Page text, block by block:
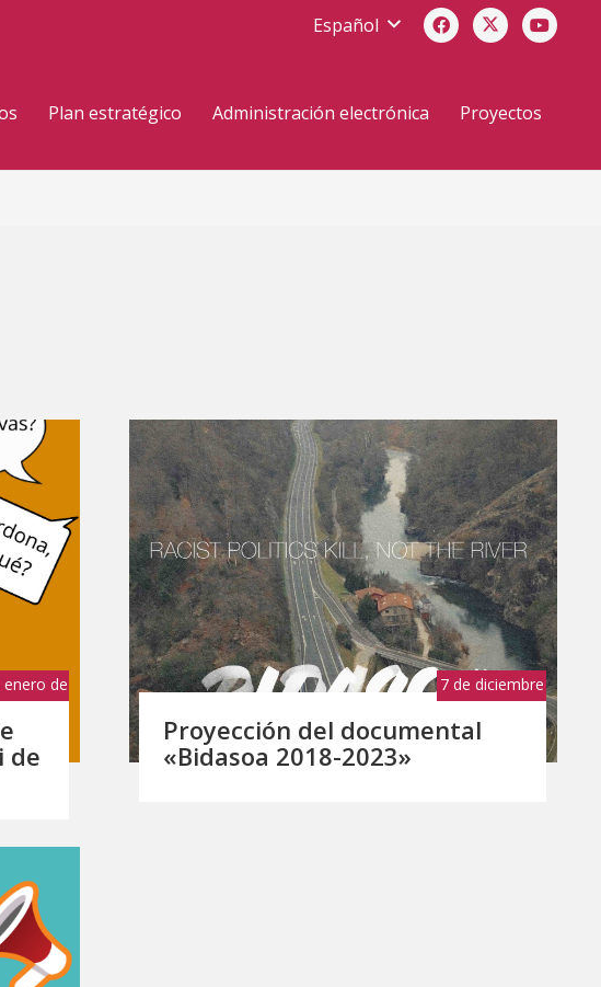
Español
Plan estratégico Administración electrónica Proyectos
enero de
de
7 de diciembre
Proyección del documental
«Bidasoa 2018-2023»